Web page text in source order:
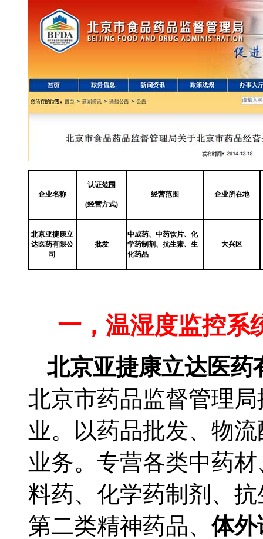
企业名称
认证范围
(经营方式)
经营范围 企业所在地
北京亚捷康立
达医药有限公
司
批发
中成药、中药饮片、化
学药制剂、抗生素、生
化药品
大兴区
一，温湿度监控系
北京亚捷康立达医药
北京市药品监督管理
业。以药品批发、物
业务。专营各类中药
料药、化学药制剂、
第二类精神药品、体外